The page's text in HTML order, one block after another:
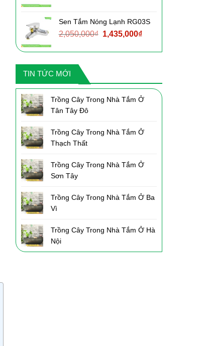
3,090,000₫.là:
2,160,000₫.
Sen Tắm Nóng Lạnh RG03S
2,050,000₫ Giá
là:
1,435,000₫Giá
tại
TIN TỨC MỚI
Trồng Cây Trong Nhà Tắm Ở
Tân Tây Đô
Trồng Cây Trong Nhà Tắm Ở
Thạch Thất
Trồng Cây Trong Nhà Tắm Ở
Sơn Tây
Trồng Cây Trong Nhà Tắm Ở Ba
Vì
Trồng Cây Trong Nhà Tắm Ở Hà
Nội